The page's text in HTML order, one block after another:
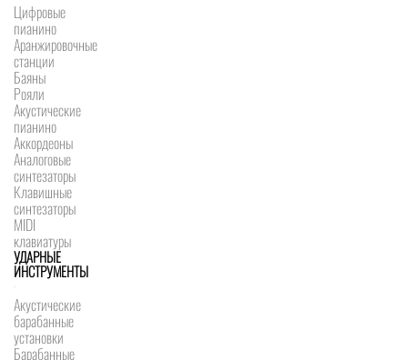
Цифровые
пианино
Аранжировочные
станции
Баяны
Рояли
Акустические
пианино
Аккордеоны
Аналоговые
синтезаторы
Клавишные
синтезаторы
MIDI
клавиатуры
УДАРНЫЕ
ИНСТРУМЕНТЫ
Акустические
барабанные
установки
Барабанные